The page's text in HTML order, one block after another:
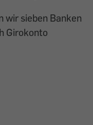
sieben Banken
Girokonto